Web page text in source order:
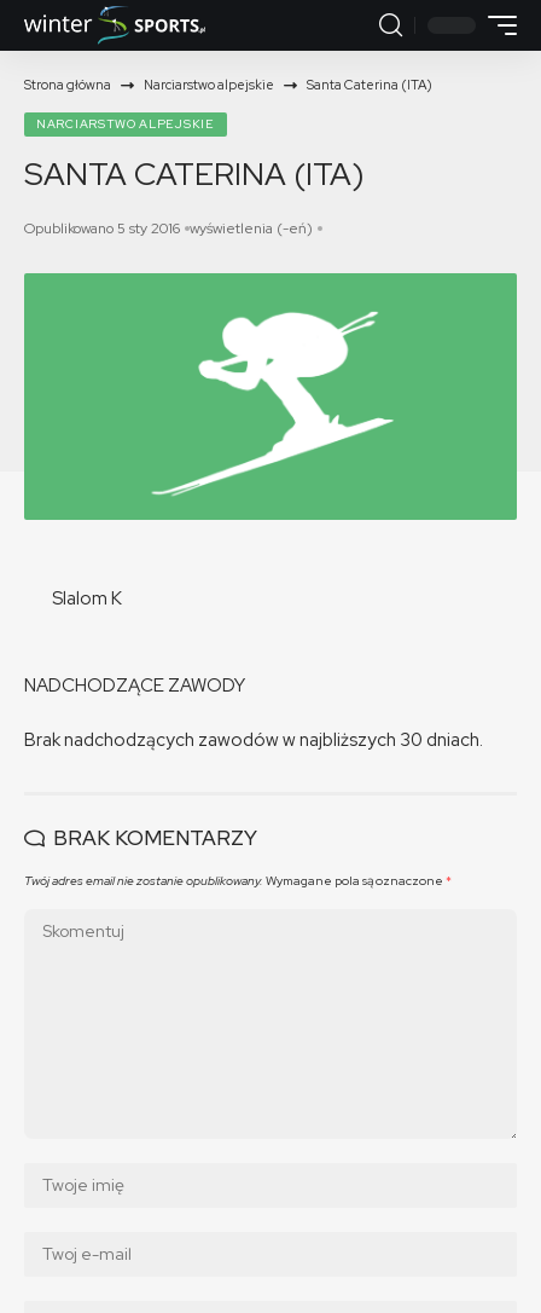
Strona główna Narciarstwo alpejskie Santa Caterina (ITA)
NARCIARSTWO ALPEJSKIE
SANTA CATERINA (ITA)
Opublikowano 5 sty 2016 wyświetlenia (-eń)
Slalom K
NADCHODZĄCE ZAWODY
Brak nadchodzących zawodów w najbliższych 30 dniach.
BRAK KOMENTARZY
Twój adres email nie zostanie opublikowany. Wymagane pola są oznaczone *